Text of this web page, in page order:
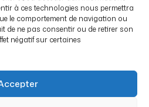
à ces technologies nous permettra
le comportement de navigation ou
de ne pas consentir ou de retirer son
négatif sur certaines
Orthodontie © 2026 Tous droits
réservés
réalisation :